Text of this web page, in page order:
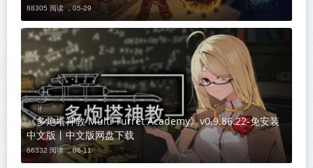
88305 阅读 ，05-29
《多炮塔神教 Multi Turret Academy》v0.9.86.22-免安装
中文版丨中文版网盘下载
66332 阅读 ，06-11